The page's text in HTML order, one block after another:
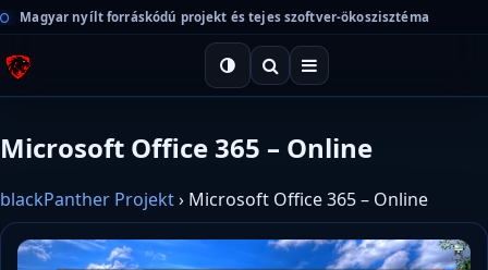
Magyar nyílt forráskódú projekt és tejes szoftver-ökoszisztéma
Microsoft Office 365 – Online
blackPanther Projekt› Microsoft Office 365 – Online